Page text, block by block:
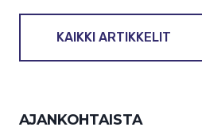
KAIKKI ARTIKKELIT
AJANKOHTAISTA